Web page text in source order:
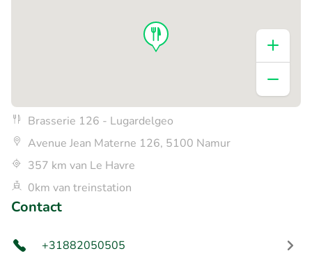
Brasserie 126 - Lugardelgeo
Avenue Jean Materne 126, 5100 Namur
357 km van Le Havre
0km van treinstation
Contact
+31882050505